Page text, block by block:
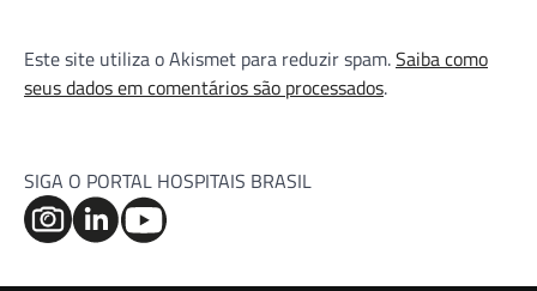
Este site utiliza o Akismet para reduzir spam.Saiba como
seus dados em comentários são processados.
SIGA O PORTAL HOSPITAIS BRASIL